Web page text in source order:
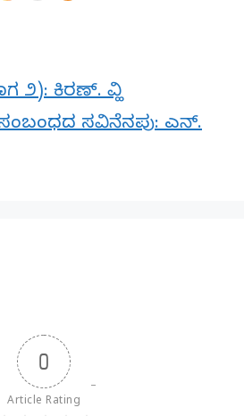
೨): ಕಿರಣ್. ವ್ಹಿ
ಸವಿನೆನಪು: ಎನ್.
0
Article Rating